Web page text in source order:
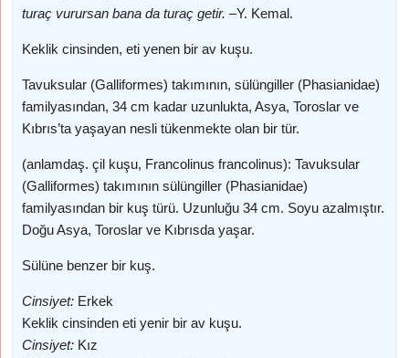
turaç vurursan bana da turaç getir. –Y. Kemal.
Keklik cinsinden, eti yenen bir av kuşu.
Tavuksular (Galliformes) takımının, sülüngiller (Phasianidae)
familyasından, 34 cm kadar uzunlukta, Asya, Toroslar ve
Kıbrıs’ta yaşayan nesli tükenmekte olan bir tür.
(anlamdaş. çil kuşu, Francolinus francolinus): Tavuksular
(Galliformes) takımının sülüngiller (Phasianidae)
familyasından bir kuş türü. Uzunluğu 34 cm. Soyu azalmıştır.
Doğu Asya, Toroslar ve Kıbrısda yaşar.
Sülüne benzer bir kuş.
Cinsiyet: Erkek
Keklik cinsinden eti yenir bir av kuşu.
Cinsiyet: Kız